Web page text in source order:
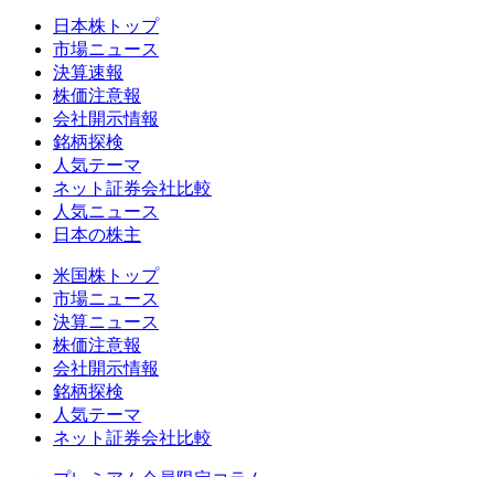
日本株トップ
市場ニュース
決算速報
株価注意報
会社開示情報
銘柄探検
人気テーマ
ネット証券会社比較
人気ニュース
日本の株主
米国株トップ
市場ニュース
決算ニュース
株価注意報
会社開示情報
銘柄探検
人気テーマ
ネット証券会社比較